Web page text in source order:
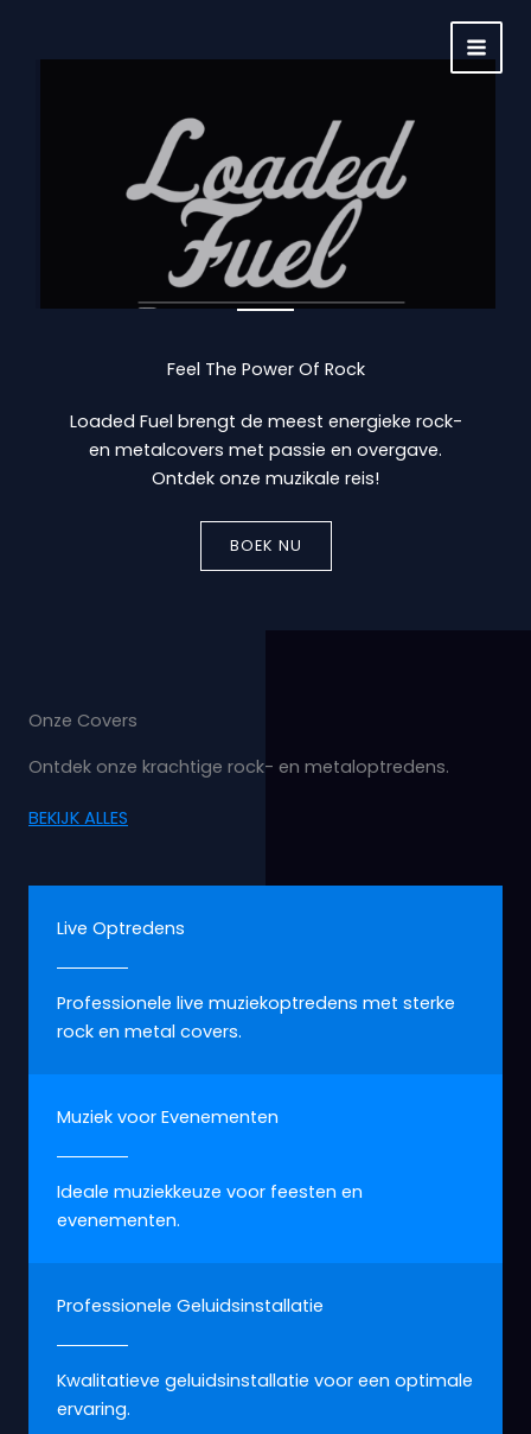
Feel The Power Of Rock
Loaded Fuel brengt de meest energieke rock-
en metalcovers met passie en overgave.
Ontdek onze muzikale reis!
BOEK NU
Onze Covers
Ontdek onze krachtige rock- en metaloptredens.
BEKIJK ALLES
Live Optredens
Professionele live muziekoptredens met sterke
rock en metal covers.
Muziek voor Evenementen
Ideale muziekkeuze voor feesten en
evenementen.
Professionele Geluidsinstallatie
Kwalitatieve geluidsinstallatie voor een optimale
ervaring.